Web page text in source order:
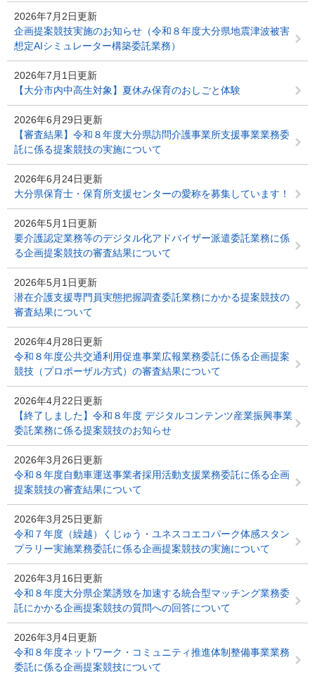
2026年7月2日更新
企画提案競技実施のお知らせ（令和８年度大分県地震津波被害
想定AIシミュレーター構築委託業務）
2026年7月1日更新
【大分市内中高生対象】夏休み保育のおしごと体験
2026年6月29日更新
【審査結果】令和８年度大分県訪問介護事業所支援事業業務委
託に係る提案競技の実施について
2026年6月24日更新
大分県保育士・保育所支援センターの愛称を募集しています！
2026年5月1日更新
要介護認定業務等のデジタル化アドバイザー派遣委託業務に係
る企画提案競技の審査結果について
2026年5月1日更新
潜在介護支援専門員実態把握調査委託業務にかかる提案競技の
審査結果について
2026年4月28日更新
令和８年度公共交通利用促進事業広報業務委託に係る企画提案
競技（プロポーザル方式）の審査結果について
2026年4月22日更新
【終了しました】令和８年度 デジタルコンテンツ産業振興事業
委託業務に係る提案競技のお知らせ
2026年3月26日更新
令和８年度自動車運送事業者採用活動支援業務委託に係る企画
提案競技の審査結果について
2026年3月25日更新
令和７年度（繰越）くじゅう・ユネスコエコパーク体感スタン
プラリー実施業務委託に係る企画提案競技の実施について
2026年3月16日更新
令和８年度大分県企業誘致を加速する統合型マッチング業務委
託にかかる企画提案競技の質問への回答について
2026年3月4日更新
令和８年度ネットワーク・コミュニティ推進体制整備事業業務
委託に係る企画提案競技について